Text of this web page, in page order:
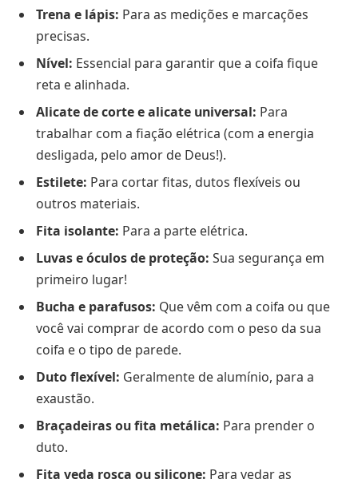
Trena e lápis: Para as medições e marcações
precisas.
Nível: Essencial para garantir que a coifa fique
reta e alinhada.
Alicate de corte e alicate universal: Para
trabalhar com a fiação elétrica (com a energia
desligada, pelo amor de Deus!).
Estilete: Para cortar fitas, dutos flexíveis ou
outros materiais.
Fita isolante: Para a parte elétrica.
Luvas e óculos de proteção: Sua segurança em
primeiro lugar!
Bucha e parafusos: Que vêm com a coifa ou que
você vai comprar de acordo com o peso da sua
coifa e o tipo de parede.
Duto flexível: Geralmente de alumínio, para a
exaustão.
Braçadeiras ou fita metálica: Para prender o
duto.
Fita veda rosca ou silicone: Para vedar as